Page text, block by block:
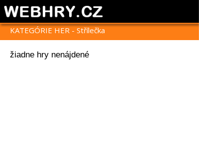
KATEGÓRIE HER - Střílečka
žiadne hry nenájdené